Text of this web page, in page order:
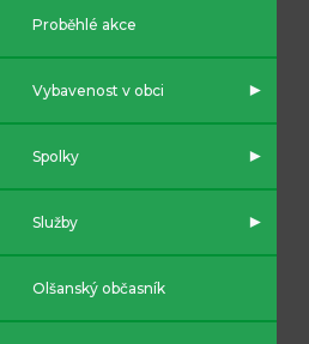
Proběhlé akce
Vybavenost v obci
Spolky
Služby
Olšanský občasník